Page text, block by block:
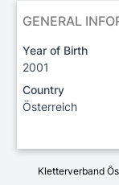
GENERAL
Year of Birth
2001
Country
Österreich
Kletterverband